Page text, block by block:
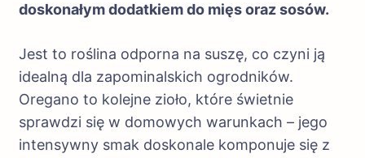
doskonałym dodatkiem do mięs oraz sosów.
Jest to roślina odporna na suszę, co czyni ją
idealną dla zapominalskich ogrodników.
Oregano to kolejne zioło, które świetnie
sprawdzi się w domowych warunkach – jego
intensywny smak doskonale komponuje się z